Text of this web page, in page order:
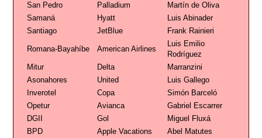
San Pedro
Palladium
Martín de Oliva
Samaná
Hyatt
Luis Abinader
Santiago
JetBlue Frank Rainieri
Romana-Bayahíbe American Airlines
Luis Emilio
Rodríguez
Mitur
Delta
Marranzini
Asonahores
United
Luis Gallego
Inverotel
Copa
Simón Barceló
Opetur
Avianca
Gabriel Escarrer
DGII
Gol
Miguel Fluxá
BPD
Apple Vacations Abel Matutes